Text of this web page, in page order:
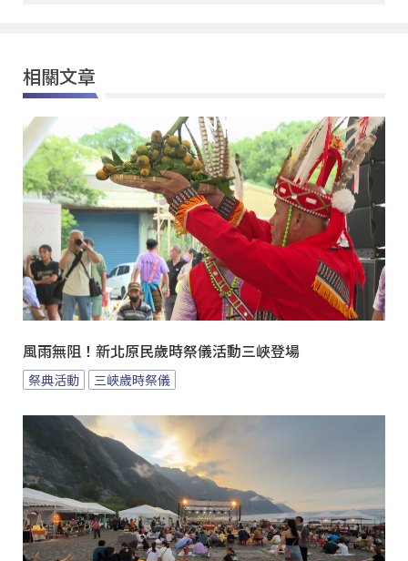
相關文章
風雨無阻！新北原民歲時祭儀活動三峽登場
祭典活動 三峽歲時祭儀